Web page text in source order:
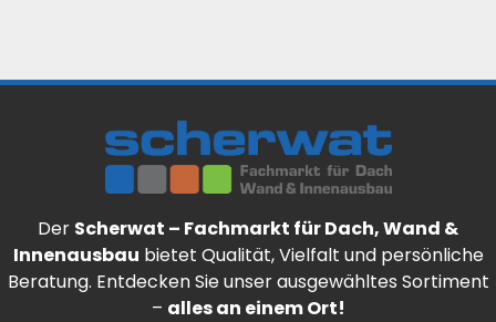
Der Scherwat – Fachmarkt für Dach, Wand &
Innenausbau bietet Qualität, Vielfalt und persönliche
Beratung. Entdecken Sie unser ausgewähltes Sortiment
– alles an einem Ort!